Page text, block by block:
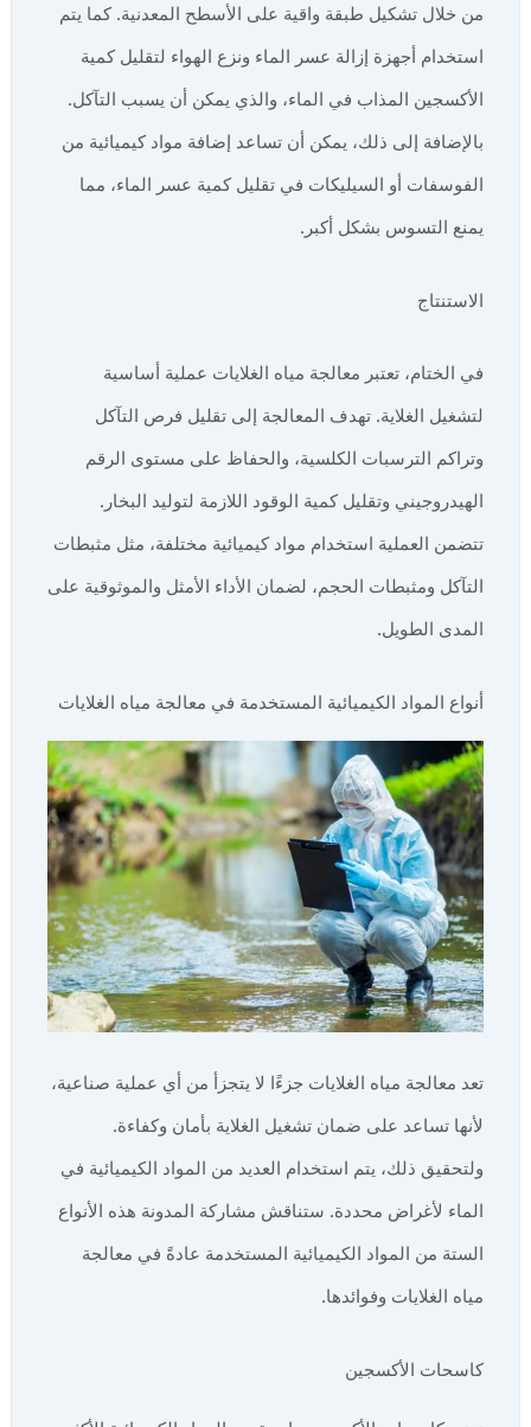
من خلال تشكيل طبقة واقية على الأسطح المعدنية. كما يتم
استخدام أجهزة إزالة عسر الماء ونزع الهواء لتقليل كمية
الأكسجين المذاب في الماء، والذي يمكن أن يسبب التآكل.
بالإضافة إلى ذلك، يمكن أن تساعد إضافة مواد كيميائية من
الفوسفات أو السيليكات في تقليل كمية عسر الماء، مما
يمنع التسوس بشكل أكبر.
الاستنتاج
في الختام، تعتبر معالجة مياه الغلايات عملية أساسية
لتشغيل الغلاية. تهدف المعالجة إلى تقليل فرص التآكل
وتراكم الترسبات الكلسية، والحفاظ على مستوى الرقم
الهيدروجيني وتقليل كمية الوقود اللازمة لتوليد البخار.
تتضمن العملية استخدام مواد كيميائية مختلفة، مثل مثبطات
التآكل ومثبطات الحجم، لضمان الأداء الأمثل والموثوقية على
المدى الطويل.
أنواع المواد الكيميائية المستخدمة في معالجة مياه الغلايات
تعد معالجة مياه الغلايات جزءًا لا يتجزأ من أي عملية صناعية،
لأنها تساعد على ضمان تشغيل الغلاية بأمان وكفاءة.
ولتحقيق ذلك، يتم استخدام العديد من المواد الكيميائية في
الماء لأغراض محددة. ستناقش مشاركة المدونة هذه الأنواع
الستة من المواد الكيميائية المستخدمة عادةً في معالجة
مياه الغلايات وفوائدها.
كاسحات الأكسجين